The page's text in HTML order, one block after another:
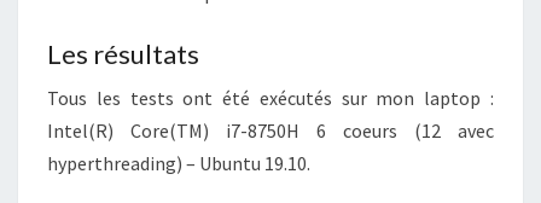
Les résultats
Tous les tests ont été exécutés sur mon laptop :
Intel(R) Core(TM) i7-8750H 6 coeurs (12 avec
hyperthreading) – Ubuntu 19.10.